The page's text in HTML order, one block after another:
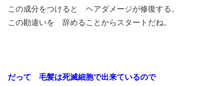
この成分をつけると ヘアダメージが修復する。
この勘違いを 辞めることからスタートだね。
だって 毛髪は死滅細胞で出来ているので